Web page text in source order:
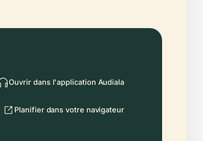
Ouvrir dans l'application Audiala
Planifier dans votre navigateur